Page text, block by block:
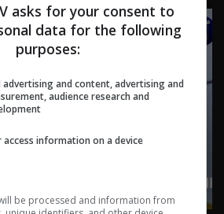
asks for your consent to
data for the following
purposes:
advertising and content, advertising and
audience research and
information on a device
be processed and information from